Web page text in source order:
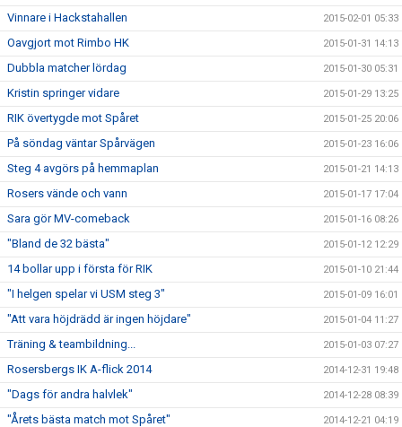
Vinnare i Hackstahallen 2015-02-01 05:33
Oavgjort mot Rimbo HK 2015-01-31 14:13
Dubbla matcher lördag 2015-01-30 05:31
Kristin springer vidare 2015-01-29 13:25
RIK övertygde mot Spåret 2015-01-25 20:06
På söndag väntar Spårvägen 2015-01-23 16:06
Steg 4 avgörs på hemmaplan 2015-01-21 14:13
Rosers vände och vann 2015-01-17 17:04
Sara gör MV-comeback 2015-01-16 08:26
"Bland de 32 bästa" 2015-01-12 12:29
14 bollar upp i första för RIK 2015-01-10 21:44
"I helgen spelar vi USM steg 3" 2015-01-09 16:01
"Att vara höjdrädd är ingen höjdare" 2015-01-04 11:27
Träning & teambildning... 2015-01-03 07:27
Rosersbergs IK A-flick 2014 2014-12-31 19:48
"Dags för andra halvlek" 2014-12-28 08:39
"Årets bästa match mot Spåret" 2014-12-21 04:19